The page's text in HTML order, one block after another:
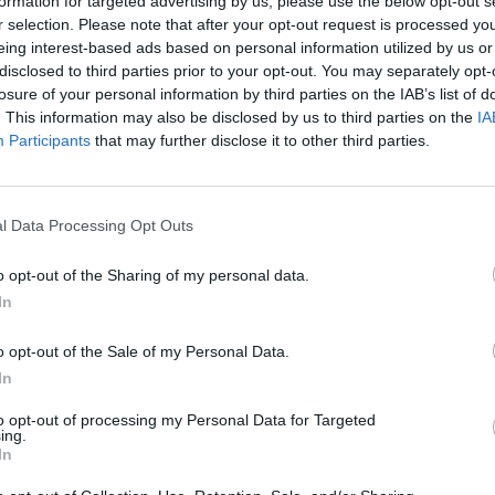
selection. Please note that after your opt-out request is processed
interest-based ads based on personal information utilized by us
to third parties prior to your opt-out. You may separately
of your personal information by third parties on the IAB’s list of
This information may also be disclosed by us to third parties on the
Participants that may further disclose it to other third parties.
Data Processing Opt Outs
opt-out of the Sharing of my personal data.
opt-out of the Sale of my Personal Data.
opt-out of processing my Personal Data for Targeted
és a Commerzbank esetleges összeolvadása körüli
beszél arról, hogy konszolidációra van szüksége az
túlélés érdekében, viszont a nagybankok közül egyik
lépést.
arról ír, hogy a bankrészvények mélyrepülése azt is
hosszú távon és a negatív kamatkörnyezetben, a
szigor miatt ez a jövőben sem fog változni, ha semmi nem
körülbelül negyedét elvesztették eddig...
portfolio.hu hírarchívumához tartozik, melynek olvasása
tartalmazza: